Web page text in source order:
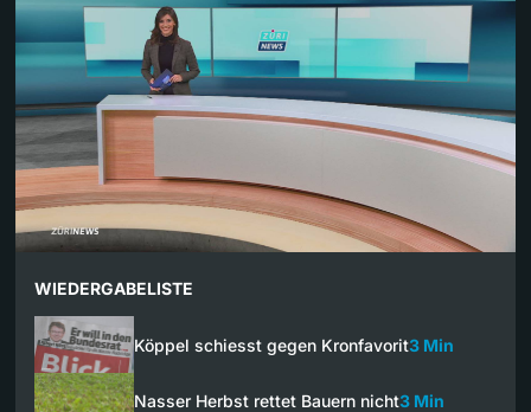
WIEDERGABELISTE
Köppel schiesst gegen Kronfavorit3 Min
Nasser Herbst rettet Bauern nicht3 Min